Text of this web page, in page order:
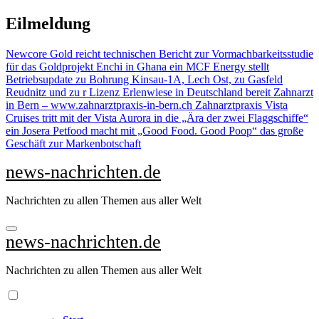
Zu
Inhalten
Eilmeldung
Newcore Gold reicht technischen Bericht zur Vormachbarkeitsstudie
für das Goldprojekt Enchi in Ghana ein MCF Energy stellt
Betriebsupdate zu Bohrung Kinsau-1A, Lech Ost, zu Gasfeld
Reudnitz und zu r Lizenz Erlenwiese in Deutschland bereit Zahnarzt
in Bern – www.zahnarztpraxis-in-bern.ch Zahnarztpraxis Vista
Cruises tritt mit der Vista Aurora in die „Ära der zwei Flaggschiffe“
ein Josera Petfood macht mit „Good Food. Good Poop“ das große
Geschäft zur Markenbotschaft
news-nachrichten.de
Nachrichten zu allen Themen aus aller Welt
news-nachrichten.de
Nachrichten zu allen Themen aus aller Welt